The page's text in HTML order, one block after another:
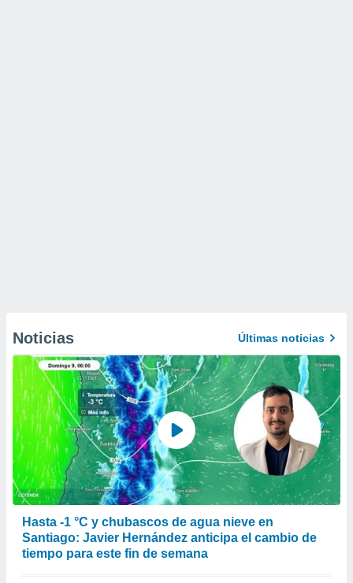
Noticias Últimas noticias
Hasta -1 °C y chubascos de agua nieve en
Santiago: Javier Hernández anticipa el cambio de
tiempo para este fin de semana